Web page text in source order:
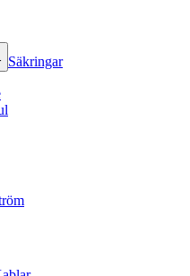
Säkringar